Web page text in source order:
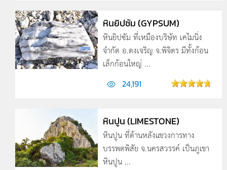
หินยิปซัม (GYPSUM)
หินยิปซัม ที่เหมืองบริษัท เคไมนิ่ง
จำกัด อ.ดงเจริญ จ.พิจิตร มีทั้งก้อน
เล็กก้อนใหญ่ ...
24,191
หินปูน (LIMESTONE)
หินปูน ที่ด้านหลังแขวงการทาง
บรรพตพิสัย จ.นครสวรรค์ เป็นภูเขา
หินปูน ...